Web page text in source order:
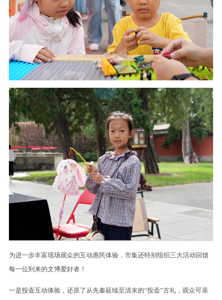
为进一步丰富现场观众的互动惠民体验，市集还特别组织三大活动回馈
每一位到来的文博爱好者！
一是投壶互动体验，还原了从先秦延续至清末的“投壶”古礼，观众可亲